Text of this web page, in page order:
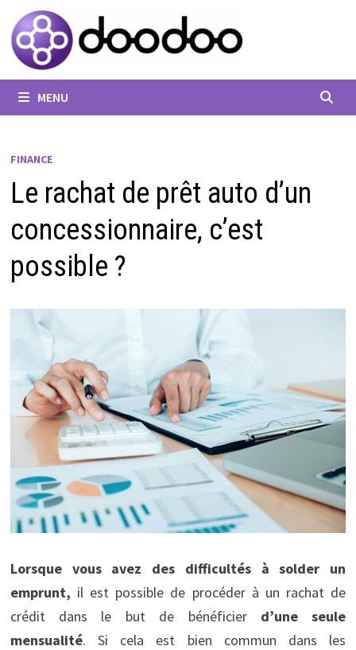
Passer
au
contenu
MENU
FINANCE
Le rachat de prêt auto d’un
concessionnaire, c’est
possible ?
Lorsque vous avez des difficultés à solder un
emprunt, il est possible de procéder à un rachat de
crédit dans le but de bénéficier d’une seule
mensualité. Si cela est bien commun dans les